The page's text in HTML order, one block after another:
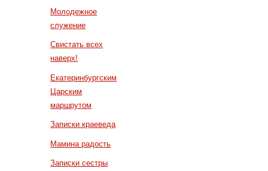
Молодежное
служение
Свистать всех
наверх!
Екатеринбургским
Царским
маршрутом
Записки краеведа
Мамина радость
Записки сестры